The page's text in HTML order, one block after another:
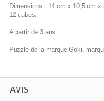
Dimensions : 14 cm x 10,5 cm x
12 cubes.
A partir de 3 ans.
Puzzle de la marque Goki,
AVIS